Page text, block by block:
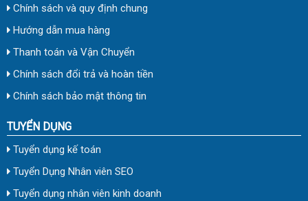
Chính sách và quy định chung
Hướng dẫn mua hàng
Thanh toán và Vận Chuyển
Chính sách đổi trả và hoàn tiền
Chính sách bảo mật thông tin
TUYỂN DỤNG
Tuyển dụng kế toán
Tuyển Dụng Nhân viên SEO
Tuyển dụng nhân viên kinh doanh